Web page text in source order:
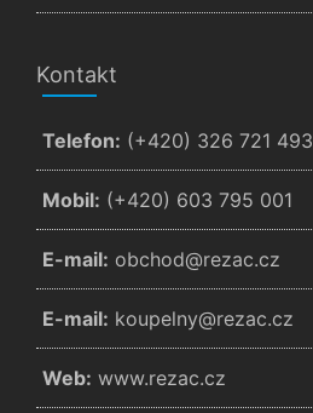
Kontakt
Telefon: (+420) 326 721 493
Mobil: (+420) 603 795 001
E-mail: zc.cazer@dohcbo
E-mail: zc.cazer@ynlepuok
Web: www.rezac.cz